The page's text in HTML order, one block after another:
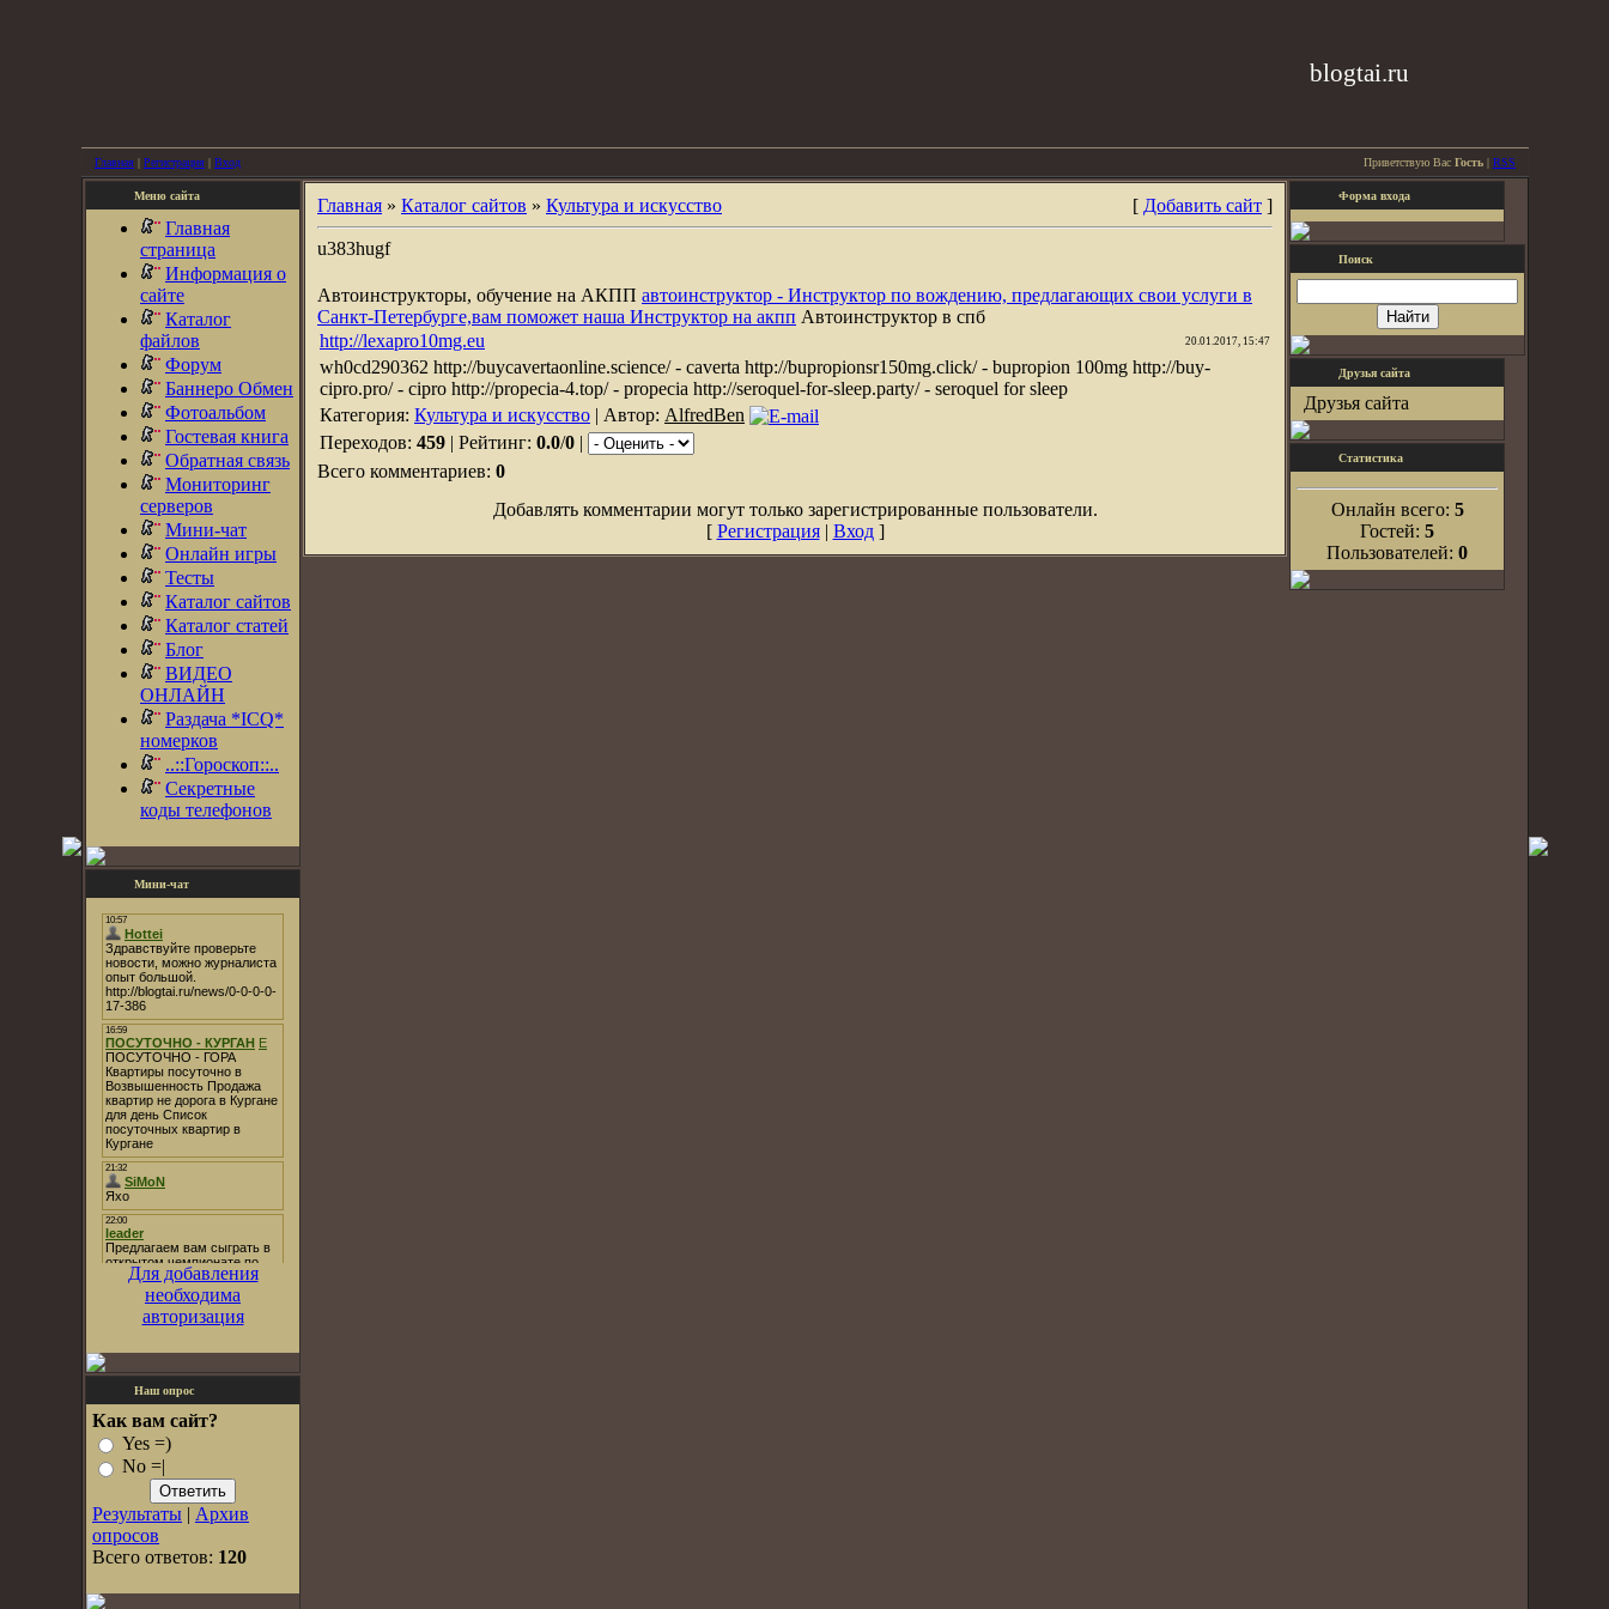
blogtai.ru
Главная | Регистрация | Вход Приветствую Вас Гость | RSS
Меню сайта
Главная
страница
Информация о
сайте
Каталог
файлов
Форум
Баннеро Обмен
Фотоальбом
Гостевая книга
Обратная связь
Мониторинг
серверов
Мини-чат
Онлайн игры
Тесты
Каталог сайтов
Каталог статей
Блог
ВИДЕО
ОНЛАЙН
Раздача *ICQ*
номерков
..::Гороскоп::..
Секретные
коды телефонов
Мини-чат
Для добавления
необходима
авторизация
Наш опрос
Как вам сайт?
Yes =)
No =|
Результаты | Архив
опросов
Всего ответов: 120
Главная » Каталог сайтов » Культура и искусство [ Добавить сайт ]
u383hugf
Автоинструкторы, обучение на АКПП автоинструктор - Инструктор по вождению, предлагающих свои услуги в
Санкт-Петербурге,вам поможет наша Инструктор на акпп Автоинструктор в спб
http://lexapro10mg.eu
20.01.2017, 15:47
wh0cd290362 http://buycavertaonline.science/ - caverta http://bupropionsr150mg.click/ - bupropion 100mg http://buy-
cipro.pro/ - cipro http://propecia-4.top/ - propecia http://seroquel-for-sleep.party/ - seroquel for sleep
Категория: Культура и искусство | Автор: AlfredBen
Переходов: 459 | Рейтинг: 0.0/0 |
Всего комментариев: 0
Добавлять комментарии могут только зарегистрированные пользователи.
[ Регистрация| Вход]
Форма входа
Поиск
Друзья сайта
Друзья сайта
Статистика
Онлайн всего: 5
Гостей: 5
Пользователей: 0